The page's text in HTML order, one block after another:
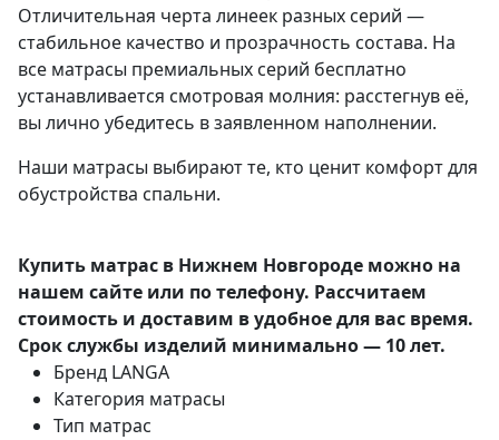
Отличительная черта линеек разных серий —
стабильное качество и прозрачность состава. На
все матрасы премиальных серий бесплатно
устанавливается смотровая молния: расстегнув её,
вы лично убедитесь в заявленном наполнении.
Наши матрасы выбирают те, кто ценит комфорт для
обустройства спальни.
Купить матрас в Нижнем Новгороде можно на
нашем сайте или по телефону. Рассчитаем
стоимость и доставим в удобное для вас время.
Срок службы изделий минимально — 10 лет.
Бренд LANGA
Категория матрасы
Тип матрас